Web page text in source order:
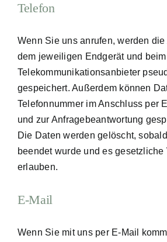
Telefon
Wenn Sie uns anrufen, werden
dem jeweiligen Endgerät und
Telekommunikationsanbieter
gespeichert. Außerdem können
Telefonnummer im Anschluss per
und zur Anfragebeantwortung
Die Daten werden gelöscht,
beendet wurde und es gesetzliche
erlauben.
E-Mail
Wenn Sie mit uns per E-Mail